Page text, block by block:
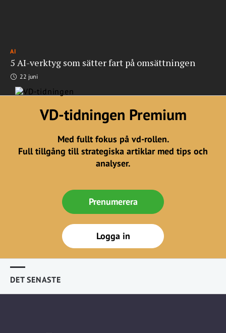
AI
5 AI-verktyg som sätter fart på omsättningen
22 juni
VD-tidningen Premium
Med fullt fokus på vd-rollen.
Full tillgång till strategiska artiklar med tips och
analyser.
Prenumerera
Logga in
DET SENASTE